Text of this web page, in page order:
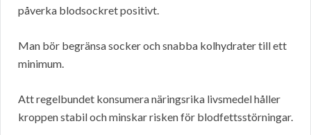
påverka blodsockret positivt.
Man bör begränsa socker och snabba kolhydrater till ett
minimum.
Att regelbundet konsumera näringsrika livsmedel håller
kroppen stabil och minskar risken för blodfettsstörningar.